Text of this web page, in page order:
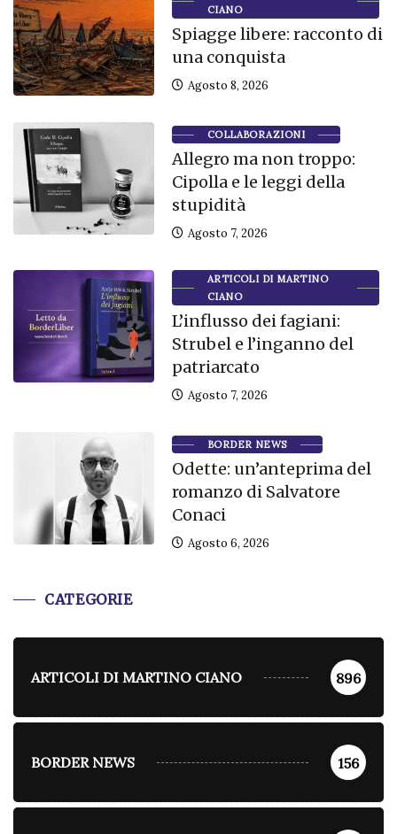
CIANO
Spiagge libere: racconto di
una conquista
Agosto 8, 2026
COLLABORAZIONI
Allegro ma non troppo:
Cipolla e le leggi della
stupidità
Agosto 7, 2026
ARTICOLI DI MARTINO
CIANO
L’influsso dei fagiani:
Strubel e l’inganno del
patriarcato
Agosto 7, 2026
BORDER NEWS
Odette: un’anteprima del
romanzo di Salvatore
Conaci
Agosto 6, 2026
CATEGORIE
ARTICOLI DI MARTINO CIANO 896
BORDER NEWS 156